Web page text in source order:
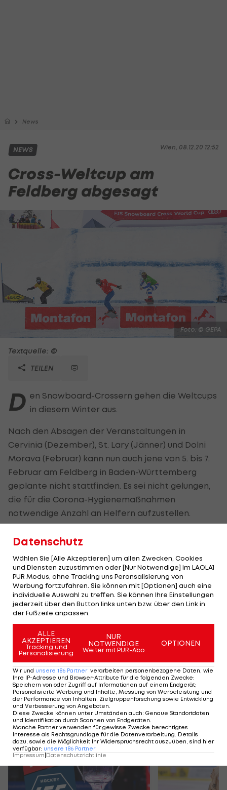
News
Wien, 08.12.20 12:52
NEWS
Cross-Weltcup am
Feldberg abgesagt
Foto: © GEPA
Textquelle: ©
TEILEN
D en Snowboard-Crossern gehen die Weltcups
in diesem Winter aus.
Nach den Absagen der Veranstaltungen in
Cervinia (Dezember), St. Lary (Jänner) und Dolni
Morava (Februar) kann nun auch jene von 5. bis 7.
Februar am Feldberg in Baden-Württemberg
geplante nicht stattfinden. Es sei nicht gelungen,
die für die Corona-Hygienemaßnahmen
notwendige Anzahl an Helfern aufzustellen.
Crosser Ende Jänner soll aber stattfinden.
Im Snowboard-Cross sind damit aktuell im FIS-
Kalender nur die Events im Montafon (14.-16.1.),
Bergamo (22.-24.1.) und Veysonnaz (20.3.)
aufgelistet.
Der legendäre Durchmarsch des FC
Wacker Tirol I #Zwarakonferenz History
Zwarakonferenz
Am Stammtisch
Stammtisch
Mehr zum Thema
Datenschutz
Wählen Sie [Alle Akzeptieren] um allen Zwecken, Cookies
und Diensten zuzustimmen oder [Nur Notwendige] im LAOLA1
PUR Modus, ohne Tracking uns Peronsalisierung von
Werbung fortzufahren. Sie können mit [Optionen] auch eine
individuelle Auswahl zu treffen. Sie können Ihre Einstellungen
jederzeit über den Button links unten bzw. über den Link in
der Fußzeile anpassen.
ALLE
AKZEPTIEREN
Tracking und
Personalisierung
NUR
NOTWENDIGE
Weiter mit PUR-Abo
OPTIONEN
Wir und unsere 186 Partner verarbeiten personenbezogene Daten, wie
Ihre IP-Adresse und Browser-Attribute für die folgenden Zwecke:
Speichern von oder Zugriff auf Informationen auf einem Endgerät;
Personalisierte Werbung und Inhalte, Messung von Werbeleistung und
der Performance von Inhalten, Zielgruppenforschung sowie Entwicklung
und Verbesserung von Angeboten
Diese Zwecke können unter Umständen auch: Genaue Standortdaten
und Identifikation durch Scannen von Endgeräten
Manche Partner verwenden für gewisse Zwecke berechtigtes
Interesse als Rechtsgrundlage für die Datenverarbeitung. Details
dazu, sowie die Möglichkeit Ihr Widerspruchsrecht auszuüben, sind hier
verfügbar: unsere 186 Partner
Impressum|Datenschutzrichtlinie